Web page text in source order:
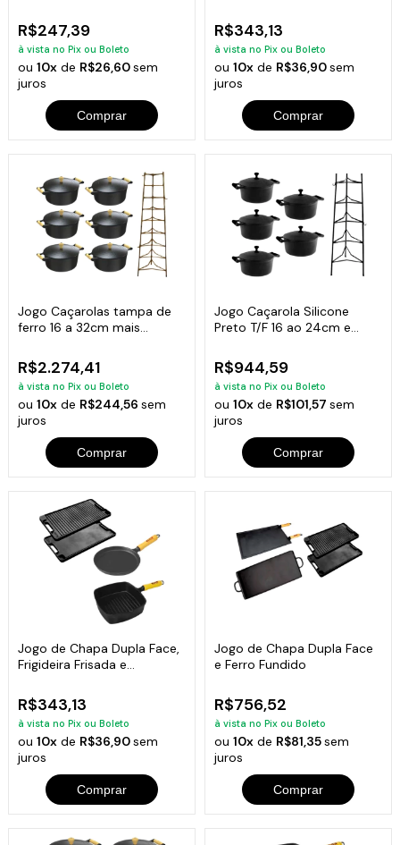
R$247,39
à vista no Pix ou Boleto
ou10x de R$26,60sem
juros
Comprar
R$343,13
à vista no Pix ou Boleto
ou 10xde R$36,90sem
juros
Comprar
Jogo Caçarolas tampa de
ferro 16 a 32cm mais
R$2.274,41
à vista no Pix ou Boleto
ou10x de R$244,56sem
juros
Comprar
Jogo Caçarola Silicone
Preto T/F 16 ao 24cm e
R$944,59
à vista no Pix ou Boleto
ou 10xde R$101,57 sem
juros
Comprar
Jogo de Chapa Dupla Face,
Frigideira Frisada e
R$343,13
à vista no Pix ou Boleto
ou10x de R$36,90sem
juros
Comprar
Jogo de Chapa Dupla Face
e Ferro Fundido
R$756,52
à vista no Pix ou Boleto
ou 10xde R$81,35sem
juros
Comprar